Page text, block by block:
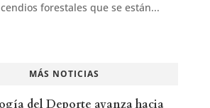
forestales que se están...
MÁS NOTICIAS
del Deporte avanza hacia